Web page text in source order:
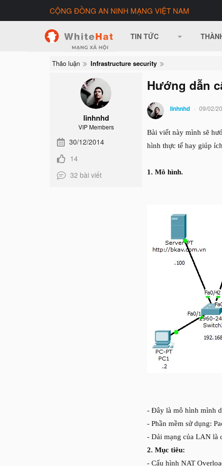
CỘNG ĐỒNG AN NINH MẠNG VIỆT NAM
TIN TỨC
Thảo luận Infrastructure security
linhnhd
VIP Members
30/12/2014
14
32 bài viết
Hướng dẫn
linhnhd 09/02/
Bài viết này mình sẽ
hình thực tế hay giúp
1. Mô hình.
- Đây là mô hình mình
- Phần mềm sử dụng:
- Dải mạng của LAN là
2. Mục tiêu:
- Cấu hình NAT